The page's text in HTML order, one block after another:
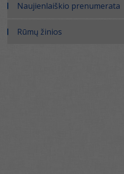
Naujienlaiškio prenumerata
Rūmų žinios